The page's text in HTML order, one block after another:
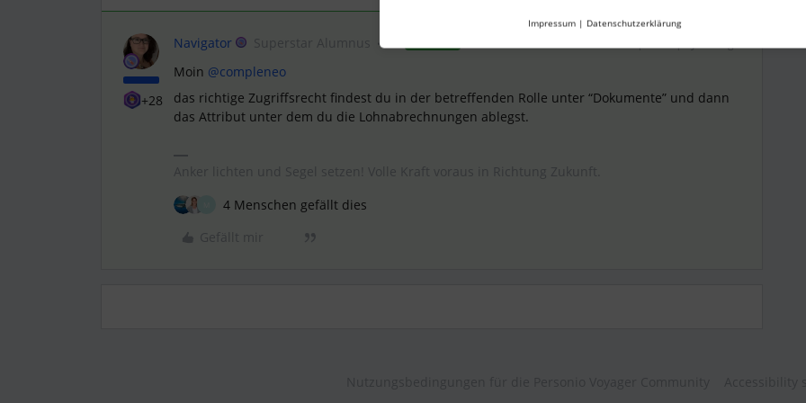
+28
Navigator
Moin @compleneo
das richtige Zugriffsrecht findest du in der betreffenden Rolle unter “Dokumente” und dann
das Attribut unter dem du die Lohnabrechnungen ablegst.
4 Menschen gefällt dies
Impressum | Datenschutzerklärung